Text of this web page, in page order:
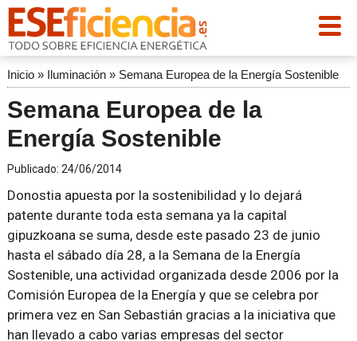
Inicio» Iluminación» Semana Europea de la Energía Sostenible
Semana Europea de la
Energía Sostenible
Publicado: 24/06/2014
Donostia apuesta por la sostenibilidad y lo dejará
patente durante toda esta semana ya la capital
gipuzkoana se suma, desde este pasado 23 de junio
hasta el sábado día 28, a la Semana de la Energía
Sostenible, una actividad organizada desde 2006 por la
Comisión Europea de la Energía y que se celebra por
primera vez en San Sebastián gracias a la iniciativa que
han llevado a cabo varias empresas del sector